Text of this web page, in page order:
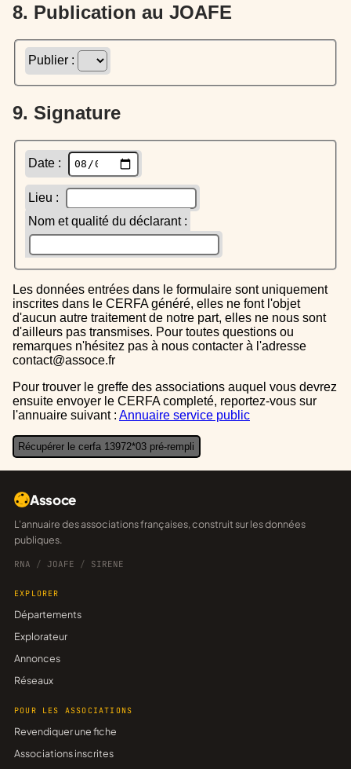
8. Publication au JOAFE
Publier :
9. Signature
Date :
Lieu :
Nom et qualité du déclarant :
Les données entrées dans le formulaire sont uniquement
inscrites dans le CERFA généré, elles ne font l'objet
d'aucun autre traitement de notre part, elles ne nous sont
d'ailleurs pas transmises. Pour toutes questions ou
remarques n'hésitez pas à nous contacter à l'adresse
contact@assoce.fr
Pour trouver le greffe des associations auquel vous devrez
ensuite envoyer le CERFA completé, reportez-vous sur
l'annuaire suivant : Annuaire service public
Récupérer le cerfa 13972*03 pré-rempli
Assoce
L'annuaire des associations françaises, construit sur les données
publiques.
RNA / JOAFE / SIRENE
EXPLORER
Départements
Explorateur
Annonces
Réseaux
POUR LES ASSOCIATIONS
Revendiquer une fiche
Associations inscrites